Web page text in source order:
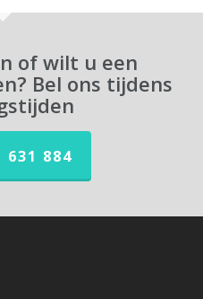
of wilt u een
Bel ons tijdens
631 884